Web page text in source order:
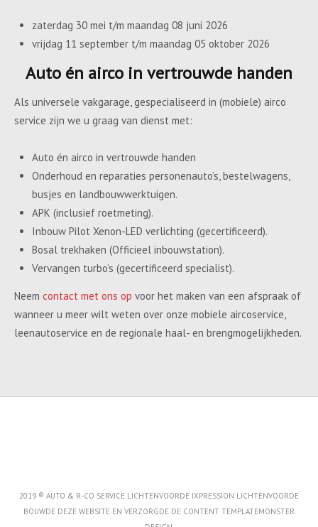
zaterdag 30 mei t/m maandag 08 juni 2026
vrijdag 11 september t/m maandag 05 oktober 2026
Auto én airco in vertrouwde handen
Als universele vakgarage, gespecialiseerd in (mobiele) airco
service zijn we u graag van dienst met:
Auto én airco in vertrouwde handen
Onderhoud en reparaties personenauto’s, bestelwagens,
busjes en landbouwwerktuigen.
APK (inclusief roetmeting).
Inbouw Pilot Xenon-LED verlichting (gecertificeerd).
Bosal trekhaken (Officieel inbouwstation).
Vervangen turbo’s (gecertificeerd specialist).
Neem contact met ons op voor het maken van een afspraak of
wanneer u meer wilt weten over onze mobiele aircoservice,
leenautoservice en de regionale haal- en brengmogelijkheden.
2019 ® AUTO & R-CO SERVICE LICHTENVOORDE IXPRESSION LICHTENVOORDE
BOUWDE DEZE WEBSITE EN VERZORGDE DE CONTENT TEMPLATEMONSTER